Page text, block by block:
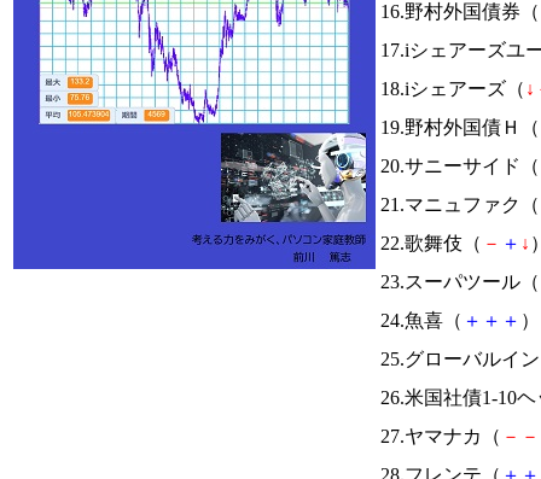
16.野村外国債券（
17.iシェアーズユ
18.iシェアーズ（ ↓
19.野村外国債Ｈ（
20.サニーサイド（
21.マニュファク（
22.歌舞伎（ － ＋ ↓
23.スーパツール（
24.魚喜（ ＋ ＋ ＋
25.グローバルイ
26.米国社債1-10
27.ヤマナカ（ － －
28.フレンテ（ ＋ ＋